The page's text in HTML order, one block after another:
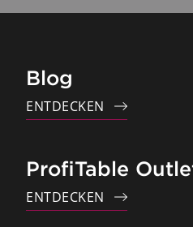
Blog
ENTDECKEN
ProfiTable
ENTDECKEN